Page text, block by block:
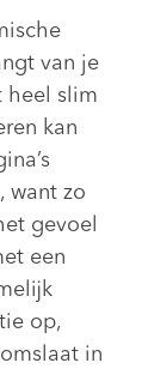
van je
heel slim
kan
want zo
gevoel
een
op,
in